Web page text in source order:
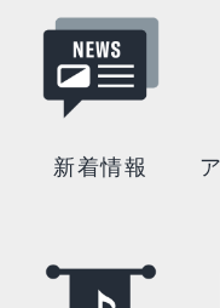
新着情報